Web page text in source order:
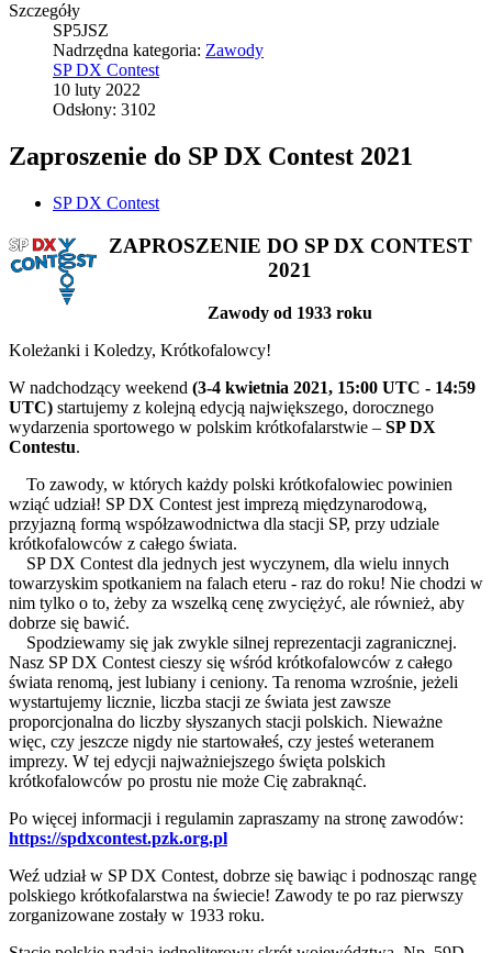
Szczegóły
SP5JSZ
Nadrzędna kategoria: Zawody
SP DX Contest
10 luty 2022
Odsłony: 3102
Zaproszenie do SP DX Contest 2021
SP DX Contest
ZAPROSZENIE DO SP DX CONTEST
2021
Zawody od 1933 roku
Koleżanki i Koledzy, Krótkofalowcy!
W nadchodzący weekend (3-4 kwietnia 2021, 15:00 UTC - 14:59
UTC) startujemy z kolejną edycją największego, dorocznego
wydarzenia sportowego w polskim krótkofalarstwie – SP DX
Contestu.
To zawody, w których każdy polski krótkofalowiec powinien
wziąć udział! SP DX Contest jest imprezą międzynarodową,
przyjazną formą współzawodnictwa dla stacji SP, przy udziale
krótkofalowców z całego świata.
SP DX Contest dla jednych jest wyczynem, dla wielu innych
towarzyskim spotkaniem na falach eteru - raz do roku! Nie chodzi w
nim tylko o to, żeby za wszelką cenę zwyciężyć, ale również, aby
dobrze się bawić.
Spodziewamy się jak zwykle silnej reprezentacji zagranicznej.
Nasz SP DX Contest cieszy się wśród krótkofalowców z całego
świata renomą, jest lubiany i ceniony. Ta renoma wzrośnie, jeżeli
wystartujemy licznie, liczba stacji ze świata jest zawsze
proporcjonalna do liczby słyszanych stacji polskich. Nieważne
więc, czy jeszcze nigdy nie startowałeś, czy jesteś weteranem
imprezy. W tej edycji najważniejszego święta polskich
krótkofalowców po prostu nie może Cię zabraknąć.
Po więcej informacji i regulamin zapraszamy na stronę zawodów:
https://spdxcontest.pzk.org.pl
Weź udział w SP DX Contest, dobrze się bawiąc i podnosząc rangę
polskiego krótkofalarstwa na świecie! Zawody te po raz pierwszy
zorganizowane zostały w 1933 roku.